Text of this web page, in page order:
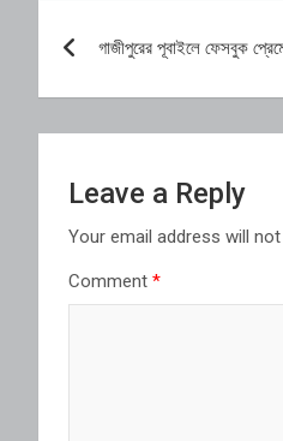
navigation
গাজীপুরের পূবাইলে ফেসবুক
Leave a Reply
Your email address will
Comment *